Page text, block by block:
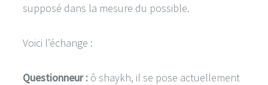
supposé dans la mesure du possible.
Voici l’échange :
Questionneur : ô shaykh, il se pose actuellement